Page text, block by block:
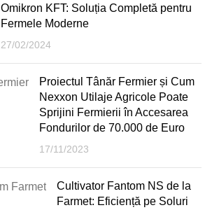
Omikron KFT: Soluția Completă pentru
Fermele Moderne
27/02/2024
Proiectul Tânăr Fermier și Cum
Nexxon Utilaje Agricole Poate
Sprijini Fermierii în Accesarea
Fondurilor de 70.000 de Euro
17/11/2023
Cultivator Fantom NS de la
Farmet: Eficiență pe Soluri